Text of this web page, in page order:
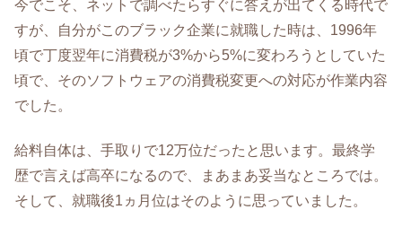
今でこそ、ネットで調べたらすぐに答えが出てくる時代で
すが、自分がこのブラック企業に就職した時は、1996年
頃で丁度翌年に消費税が3%から5%に変わろうとしていた
頃で、そのソフトウェアの消費税変更への対応が作業内容
でした。
給料自体は、手取りで12万位だったと思います。最終学
歴で言えば高卒になるので、まあまあ妥当なところでは。
そして、就職後1ヵ月位はそのように思っていました。